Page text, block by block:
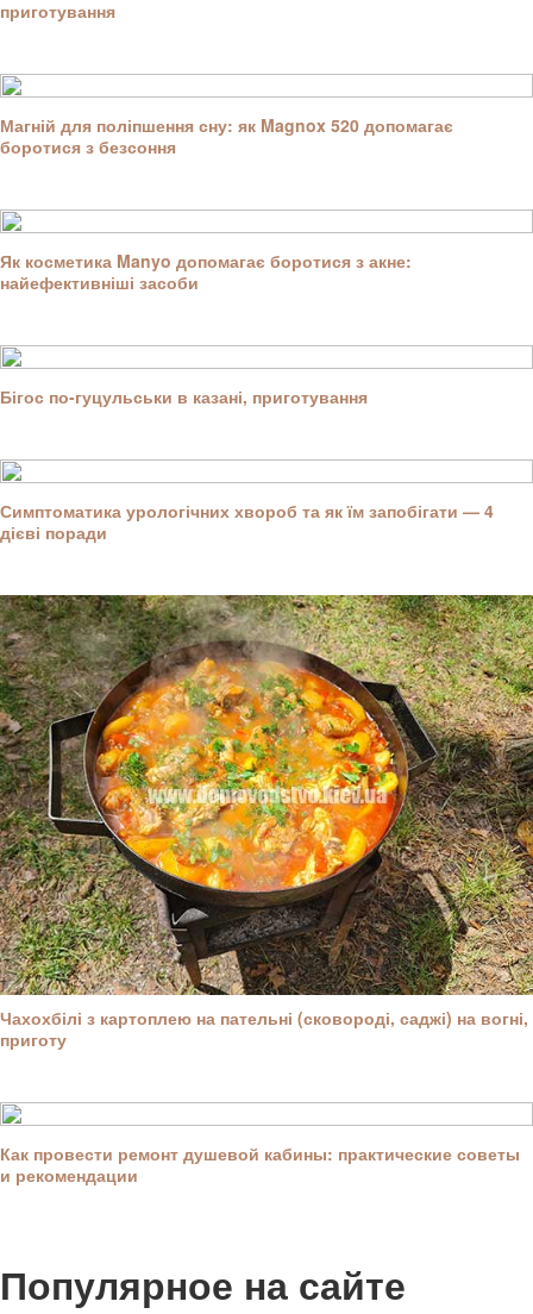
приготування
Магній для поліпшення сну: як Magnox 520 допомагає
боротися з безсоння
Як косметика Manyo допомагає боротися з акне:
найефективніші засоби
Бігос по-гуцульськи в казані, приготування
Симптоматика урологічних хвороб та як їм запобігати — 4
дієві поради
Чахохбілі з картоплею на пательні (сковороді, саджі) на вогні,
приготу
Как провести ремонт душевой кабины: практические советы
и рекомендации
Популярное на сайте